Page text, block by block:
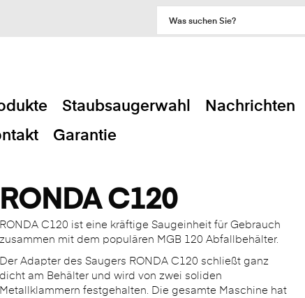
Staubsaugerwahl Nachrichten
Garantie
RONDA C120
RONDA C120 ist eine kräftige Saugeinheit für Gebrauch
zusammen mit dem populären MGB 120 Abfallbehälter.
Der Adapter des Saugers RONDA C120 schließt ganz
dicht am Behälter und wird von zwei soliden
Metallklammern festgehalten. Die gesamte Maschine hat